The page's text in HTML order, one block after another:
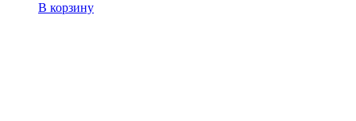
В корзину